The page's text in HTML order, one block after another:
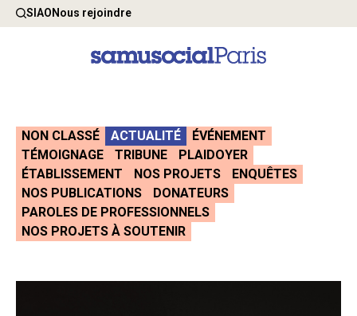
SIAONous rejoindre
NON CLASSÉ ACTUALITÉ
ÉVÉNEMENT
TÉMOIGNAGE
TRIBUNE
PLAIDOYER
ÉTABLISSEMENT
NOS PROJETS
ENQUÊTES
NOS PUBLICATIONS
DONATEURS
PAROLES DE PROFESSIONNELS
NOS PROJETS À SOUTENIR